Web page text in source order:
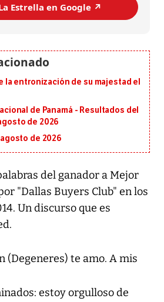
Estrella en Google ↗️
la entronización de su majestad el
de Panamá - Resultados del
de 2026
de 2026
del ganador a Mejor
"Dallas Buyers Club" en los
Un discurso que es
(Degeneres) te amo. A mis
estoy orgulloso de